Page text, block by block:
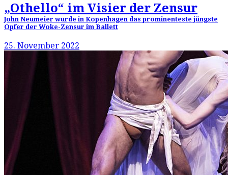
„Othello“ im Visier der Zensur
John Neumeier wurde in Kopenhagen das prominenteste jüngste
Opfer der Woke-Zensur im Ballett
25. November 2022